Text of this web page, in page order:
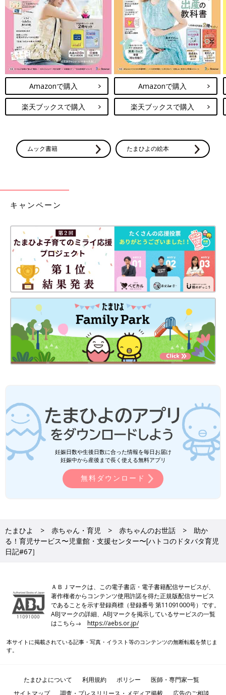
いるのが危ない面もあるかもしれませんが、自分より大きな子ど
もがいるという環境も、幼児には刺激的かと思います。
まだ行ったことがない方は、飛び込んでみたら、もしかしたら束
の間でもホッとできる場所になるかもしれません。
それでは次回もお楽しみに…！
・ ハトコの記事一覧
たまひよONLINEの育児マンガ一覧はこちら
●ハトコ
埼玉出身の漫画家・イラストレーター。
中。
著作は『ひみつのローソンスイーツ開発室』『うますぎ！東京ギ
ョーザ』『ご当地グルメコミックエッセイ まんぷく埼玉』『不
●インスタグラム（＠hatocotoco）
●ブログ「ハトコの小部屋」
#チーム出産育児投稿キャンペーン開催中
たまひよ27周年のテーマは「ミカタを増やそう！チーム出産育
児」
家族はもちろん、お友だちや、病院の先生など、
あなたを支える『チーム』のとっておきの1枚を投稿してくださ
303名に豪華特典もご用意しています！
みなさまのご参加お待ちしています♪
詳しくはこちらから
日記#66］
タ育児日記#68］
Amazonで購入
楽天ブックスで購入
Amazonで購入
楽天ブックスで購入
ムック書籍 たまひよの絵本
キャンペーン
妊娠日数や生後日数に合った情報を毎日お届け
妊娠中から産後まで長く使える無料アプリ
無料ダウンロード
たまひよ 赤ちゃん・育児 赤ちゃんのお世話
助か
る！育児サービス〜児童館・支援センター〜[ハトコのドタバタ育児
日記#67］
ＡＢＪマークは、この電子書店・電子書籍配信サービスが、
著作権者からコンテンツ使用許諾を得た正規版配信サービス
であることを示す登録商標（登録番号 第11091000号）です。
ABJマークの詳細、ABJマークを掲示しているサービスの一覧
はこちら→https://aebs.or.jp/
本サイトに掲載されている記事・写真・イラスト等のコンテンツの無断転載を禁じま
す。
たまひよについて 利用規約 ポリシー
医師・専門家一覧